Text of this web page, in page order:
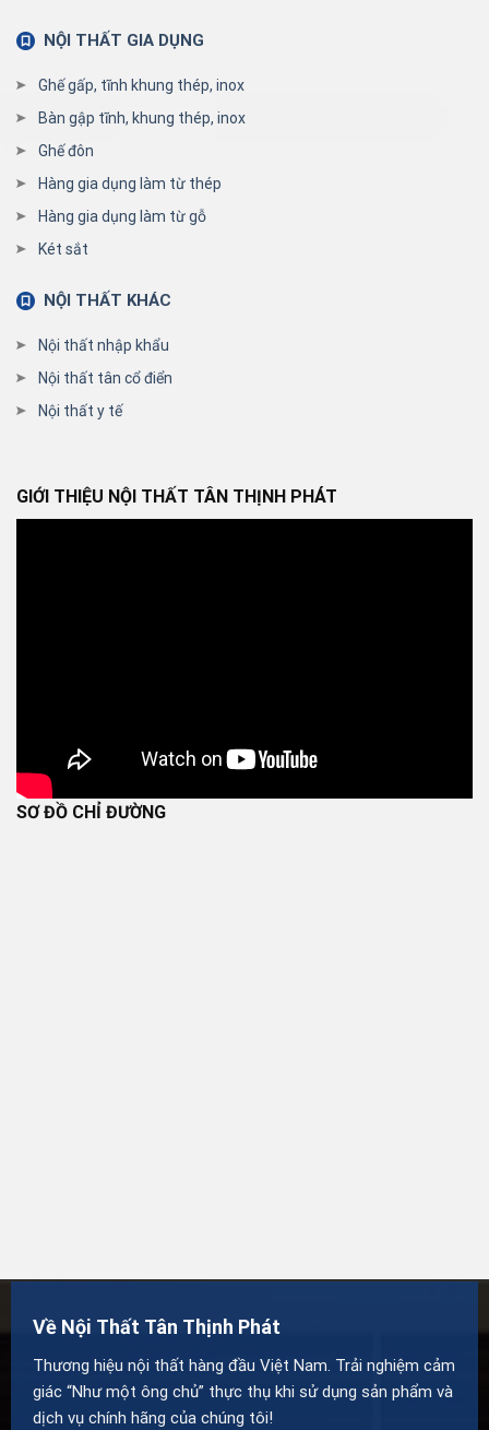
NỘI THẤT GIA DỤNG
Ghế gấp, tĩnh khung thép, inox
Bàn gập tĩnh, khung thép, inox
Ghế đôn
Hàng gia dụng làm từ thép
Hàng gia dụng làm từ gỗ
Két sắt
NỘI THẤT KHÁC
Nội thất nhập khẩu
Nội thất tân cổ điển
Nội thất y tế
GIỚI THIỆU NỘI THẤT TÂN THỊNH PHÁT
SƠ ĐỒ CHỈ ĐƯỜNG
Về Nội Thất Tân Thịnh Phát
Thương hiệu nội thất hàng đầu Việt Nam. Trải nghiệm cảm
giác “Như một ông chủ” thực thụ khi sử dụng sản phẩm và
dịch vụ chính hãng của chúng tôi!